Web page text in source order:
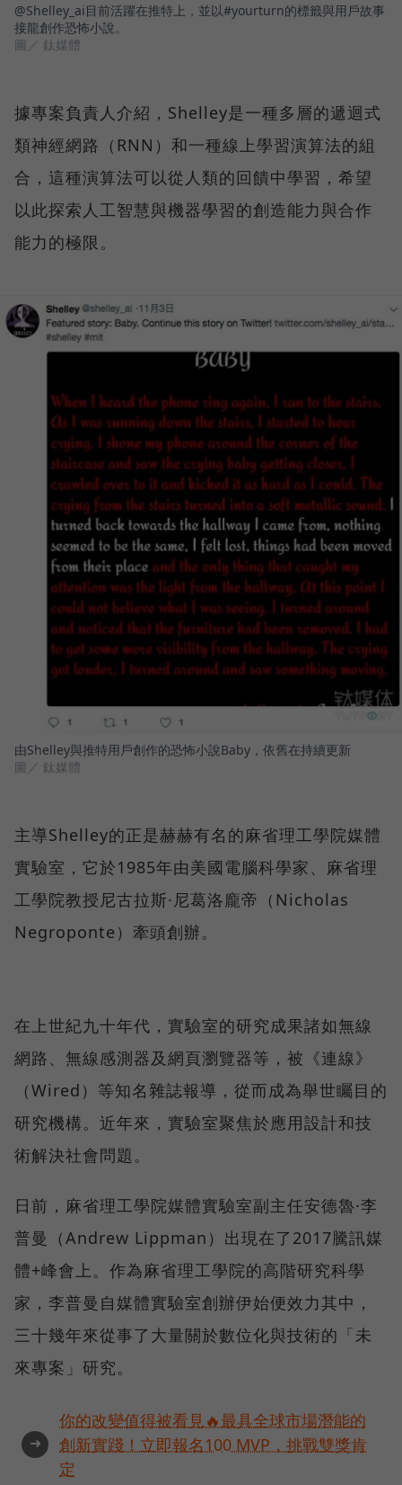
@Shelley_ai目前活躍在推特上，並以#yourturn的標籤與用戶故事
接龍創作恐怖小說。
圖／ 鈦媒體
據專案負責人介紹，Shelley是一種多層的遞迴式
類神經網路（RNN）和一種線上學習演算法的組
合，這種演算法可以從人類的回饋中學習，希望
以此探索人工智慧與機器學習的創造能力與合作
能力的極限。
由Shelley與推特用戶創作的恐怖小說Baby，依舊在持續更新
圖／ 鈦媒體
主導Shelley的正是赫赫有名的麻省理工學院媒體
實驗室，它於1985年由美國電腦科學家、麻省理
工學院教授尼古拉斯·尼葛洛龐帝（Nicholas
Negroponte）牽頭創辦。
在上世紀九十年代，實驗室的研究成果諸如無線
網路、無線感測器及網頁瀏覽器等，被《連線》
（Wired）等知名雜誌報導，從而成為舉世矚目的
研究機構。近年來，實驗室聚焦於應用設計和技
術解決社會問題。
日前，麻省理工學院媒體實驗室副主任安德魯·李
普曼（Andrew Lippman）出現在了2017騰訊媒
體+峰會上。作為麻省理工學院的高階研究科學
家，李普曼自媒體實驗室創辦伊始便效力其中，
三十幾年來從事了大量關於數位化與技術的「未
來專案」研究。
➜
你的改變值得被看見🔥最具全球市場潛能的
創新實踐！立即報名100 MVP，挑戰雙獎肯
定